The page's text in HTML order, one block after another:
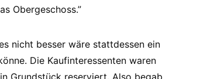
Obergeschoss.”
nicht besser wäre stattdessen ein
Die Kaufinteressenten waren